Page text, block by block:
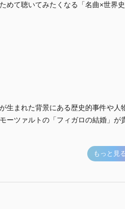
て聴いてみたくなる「名曲×世界史
生まれた背景にある歴史的事件や人
ーツァルトの「フィガロの結婚」が
もっと見